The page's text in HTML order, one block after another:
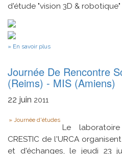
(21
d'étude "vision 3D & robotique"
En savoir plus
et
robotique
Journée De Rencontre
(Reims) - MIS (Amiens)
22 juin 2011
Type
Journée d'études
Le
CRESTIC de l'URCA
et d'échanges, le jeudi 23